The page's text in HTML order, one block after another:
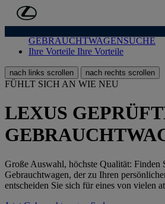
Zum Hauptinhalt springen
GEBRAUCHTWAGENSUCHE
Ihre Vorteile Ihre Vorteile
nach links scrollen nach rechts scrollen
FÜHLT SICH AN WIE NEU
LEXUS
Große Auswahl, höchste Qualität: Finden
Gebrauchtwagen, der zu Ihren
entscheiden Sie sich für eines von vielen